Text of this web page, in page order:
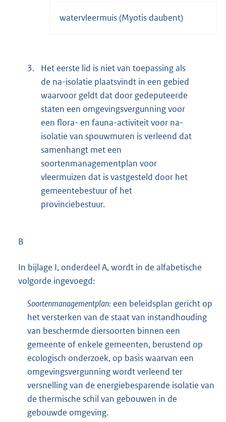
watervleermuis (Myotis daubent)
3.
Het eerste lid is niet van toepassing als
de na-isolatie plaatsvindt in een gebied
waarvoor geldt dat door gedeputeerde
staten een omgevingsvergunning voor
een flora- en fauna-activiteit voor na-
isolatie van spouwmuren is verleend dat
samenhangt met een
soortenmanagementplan voor
vleermuizen dat is vastgesteld door het
gemeentebestuur of het
provinciebestuur.
B
In bijlage I, onderdeel A, wordt in de alfabetische
volgorde ingevoegd:
Soortenmanagementplan: een beleidsplan gericht op
het versterken van de staat van instandhouding
van beschermde diersoorten binnen een
gemeente of enkele gemeenten, berustend op
ecologisch onderzoek, op basis waarvan een
omgevingsvergunning wordt verleend ter
versnelling van de energiebesparende isolatie van
de thermische schil van gebouwen in de
gebouwde omgeving.